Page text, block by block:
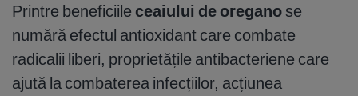
Printre beneficiile ceaiului de oregano se
numără efectul antioxidant care combate
radicalii liberi, proprietățile antibacteriene care
ajută la combaterea infecțiilor, acțiunea